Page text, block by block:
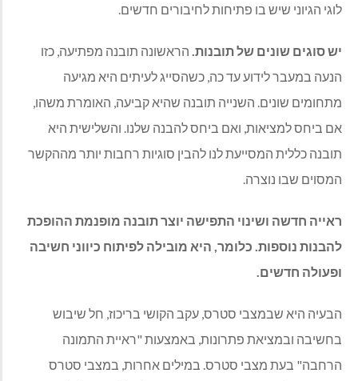
לוגי הגיוני שיש בו פתיחות לחיבורים חדשים.
יש סוגים שונים של תובנות. הראשונה תובנה מפתיעה, כזו
הנעה במעבר לידוע עד כה, כשהסייג לעיתים היא מגיעה
מתחומים שונים. השנייה תובנה שהיא קביעה, האומרת משהו,
אם ביחס למציאות, ואם ביחס להבנה שלנו. והשלישית היא
תובנה כללית המסייעת לנו להבין סוגיות רחבות יותר מההקשר
המסוים שבו נוצרה.
ראייה חדשה ושינוי התפישה יוצר תובנה מופנמת ההופכת
להבנות נוספות. כלומר, היא מובילה לפיתוח כיווני חשיבה
ופעולה חדשים.
הבעיה היא שבמצבי סטרס, עקב הקושי בריכוז, חל שיבוש
בחשיבה ובמציאת פתרונות, באמצעות "ראיית התמונה
הרחבה" בעת מצבי סטרס. במילים אחרות, במצבי סטרס